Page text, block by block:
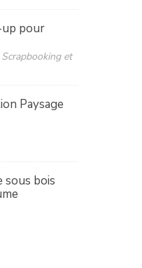
pour
et
Paysage
sous bois